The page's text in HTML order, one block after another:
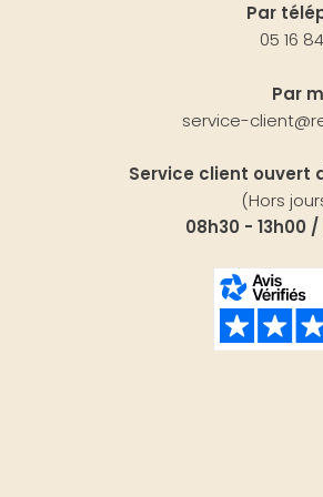
Par
05 16
Par
service-
Service client ouvert
(Hors
08h30 - 13h00 /